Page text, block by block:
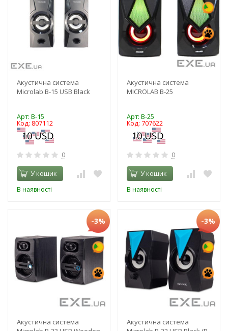
Акустична система
Microlab B-15 USB Black
Арт: B-15
Код: 807112
0
У кошик
В наявності
Акустична система
MICROLAB B-25
Арт: B-25
Код: 707622
0
У кошик
В наявності
-3%
Акустична система
-3%
Акустична система